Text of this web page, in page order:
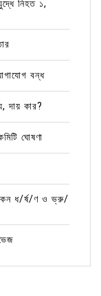
নিহত ১,
বন্ধ
দায় কার?
ঘোষণা
কেন ধ/র্ষ/ণ ও ভ্রু/